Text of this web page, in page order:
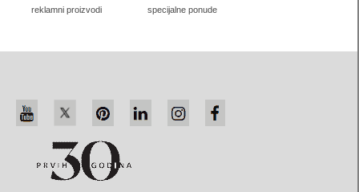
Ambalaža za vino
nalepnice, etikete, omoti
pravougaone nalepnice
okrugle / elipsoidne nalepnice
reklamni proizvodi
specijalne ponude